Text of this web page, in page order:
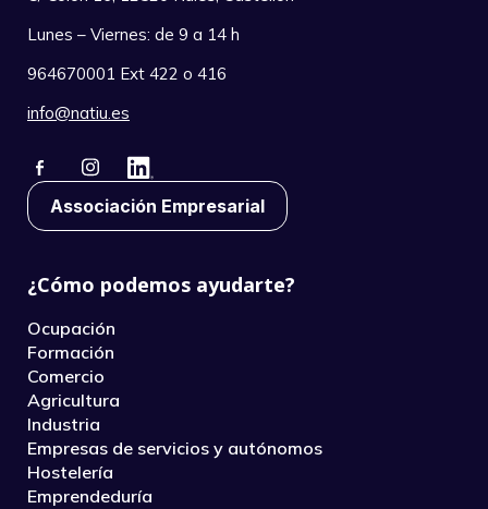
Lunes – Viernes: de 9 a 14 h
964670001 Ext 422 o 416
info@natiu.es
Associación Empresarial
¿Cómo podemos ayudarte?
Ocupación
Formación
Comercio
Agricultura
Industria
Empresas de servicios y autónomos
Hostelería
Emprendeduría